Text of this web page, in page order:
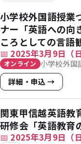
小学校外国語授業
ナー「英語への向
ころとしての言語
📅 2025年3月9日（
オンライン 小学校外国
詳細・申込 →
関東甲信越英語
研修会「英語教育
📅 2025年3月9日（